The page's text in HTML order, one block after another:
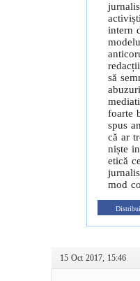
intern
să
foarte
spus
că ar
niște
etică
mod
15 Oct 2017, 15:46